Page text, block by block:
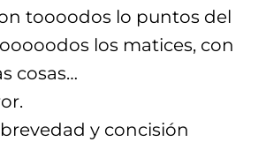
toooodos lo puntos del
los matices, con
cosas…
y concisión